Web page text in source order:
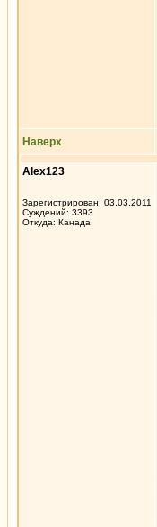
Наверх
Alex123
Зарегистрирован: 03.03.2011
Суждений: 3393
Откуда: Канада